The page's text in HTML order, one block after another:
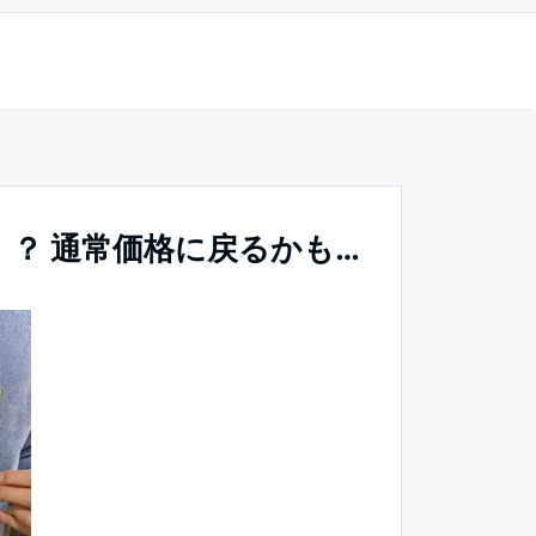
通常価格に戻るかも…